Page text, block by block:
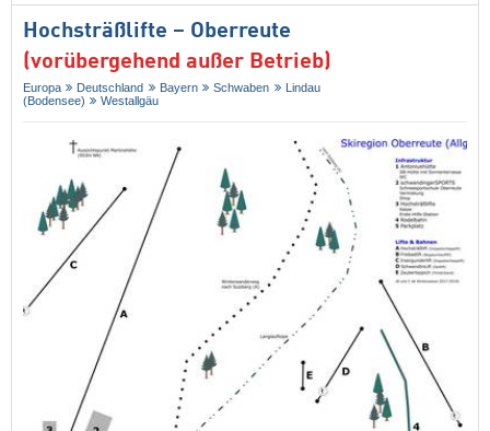
Hochsträßlifte – Oberreute
(vorübergehend außer Betrieb)
Europa Deutschland Bayern Schwaben
Lindau
(Bodensee)
Westallgäu